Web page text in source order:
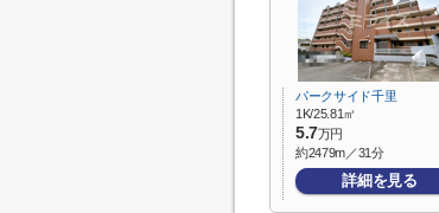
パークサイド千里
1K/25.81㎡
5.7万円
約2479m／31分
詳細を見る